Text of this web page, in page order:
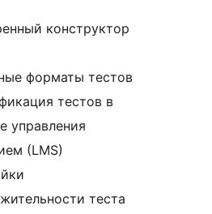
конструктор
форматы тестов
тестов в
управления
(LMS)
теста